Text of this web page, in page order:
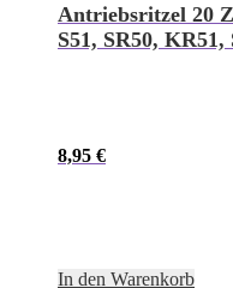
Antriebsritzel 20
S51, SR50, KR51,
8,95 €
In den Warenkorb